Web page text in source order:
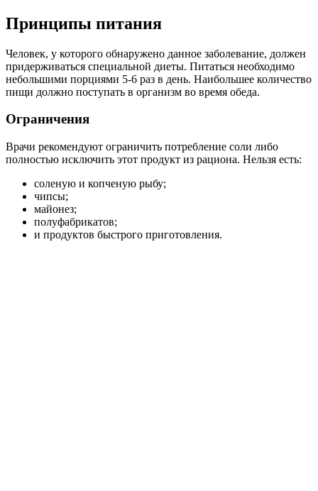
Принципы питания
Человек, у которого обнаружено данное заболевание, должен
придерживаться специальной диеты. Питаться необходимо
небольшими порциями 5-6 раз в день. Наибольшее количество
пищи должно поступать в организм во время обеда.
Ограничения
Врачи рекомендуют ограничить потребление соли либо
полностью исключить этот продукт из рациона. Нельзя есть:
соленую и копченую рыбу;
чипсы;
майонез;
полуфабрикатов;
и продуктов быстрого приготовления.